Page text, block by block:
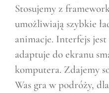
Stosujemy z
umożliwiają szybkie
animacje. Interfejs
adaptuje do ekranu
komputera. Zdajemy
Was gra w podróży,